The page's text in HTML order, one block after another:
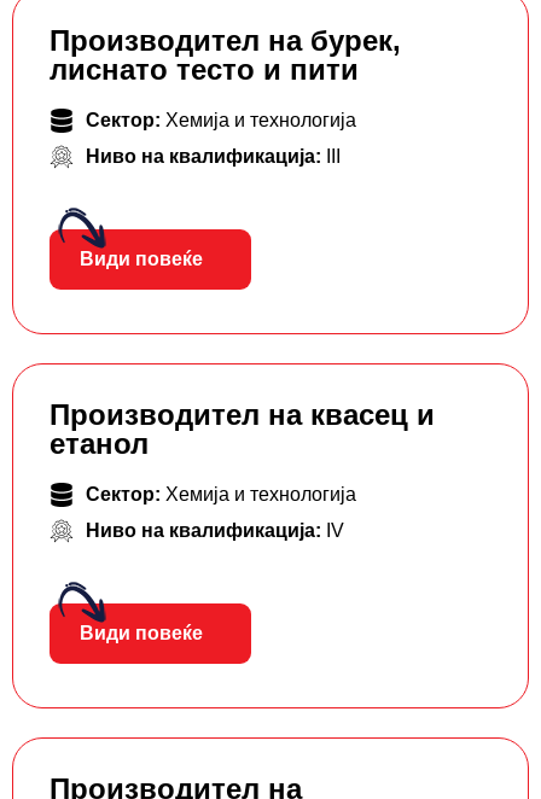
Производител на бурек,
лиснато тесто и пити
Сектор: Хемија и технологија
Ниво на квалификација:
Види повеќе
Производител на квасец и
етанол
Сектор: Хемија и технологија
Ниво на квалификација: IV
Види повеќе
Производител на